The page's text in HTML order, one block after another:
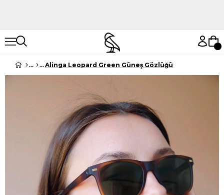
Alinga Leopard Green Güneş Gözlüğü